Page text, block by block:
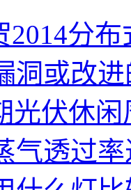
2014分
洞或改
光伏休
气透过